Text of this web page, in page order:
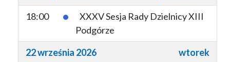
18:00
XXXV Sesja Rady Dzielnicy XIII
Podgórze
22 września 2026
wtorek